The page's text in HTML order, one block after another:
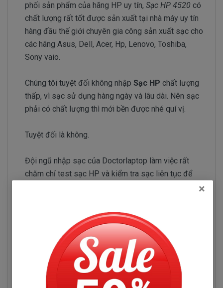
phối sản phẩm của hãng HP uy tín, Sạc HP 4520 có
chất lượng rất tốt được sản xuất tại nhà máy uy tín
hàng đầu thế giới chuyên gia công sản xuất sạc cho
các hãng Asus, Dell, Acer, Hp, Lenovo, Toshiba,
Sony vaio.
Chúng tôi tuyệt đối không nhập Sạc HP chất lượng
thấp, vì sạc sử dụng hàng ngày và lâu dài. Nên sạc
phải có chất lượng thì mới bền được nhé quí vị.
Tuyệt đối là không.
Đội ngũ nhập sạc của Doctorlaptop làm việc rất
chăm chỉ test sạc HP và kiểm tra sạc liên tục để
chỉ tuyển chọn những nhà phân phối sạc có uy tín và
Sạc HP 4520
Những hư hỏng thường gặp
Sạc HP 4520 bị hư làm sao chúng ta nhận
×